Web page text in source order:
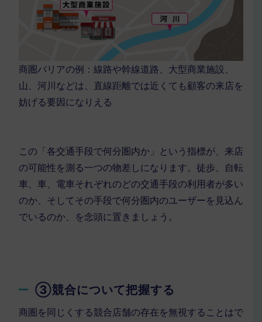
商圏バリアの例：線路や幹線道路、大型商業施設、
山、河川などは、直線距離では近くても顧客の来店を
妨げる要因になりえる
この「各交通手段で何分圏内か」という指標が、来店
の可能性を測る一つの物差しになります。徒歩、自転
車、車、電車それぞれのどの交通手段の利用者が多い
のか、そしてその手段で何分圏内のユーザーを見込ん
でいるのか、を念頭に置きましょう。
③競合について把握する
商圏を同じくする競合店舗の存在を無視することはで